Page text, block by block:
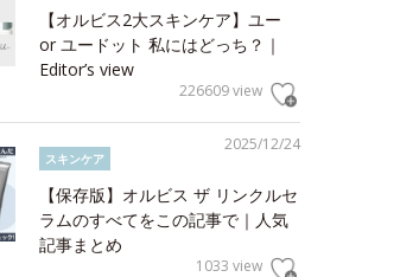
【オルビス2大スキンケア】ユー
or ユードット 私にはどっち？｜
Editor’s view
226609 view
2025/12/24
スキンケア
【保存版】オルビス ザ リンクルセ
ラムのすべてをこの記事で｜人気
記事まとめ
1033 view